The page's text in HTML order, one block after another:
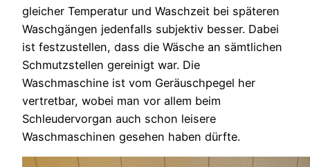
gleicher Temperatur und Waschzeit bei späteren
Waschgängen jedenfalls subjektiv besser. Dabei
ist festzustellen, dass die Wäsche an sämtlichen
Schmutzstellen gereinigt war. Die
Waschmaschine ist vom Geräuschpegel her
vertretbar, wobei man vor allem beim
Schleudervorgan auch schon leisere
Waschmaschinen gesehen haben dürfte.